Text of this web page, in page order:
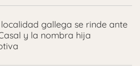
localidad gallega se rinde ante
y la nombra hija